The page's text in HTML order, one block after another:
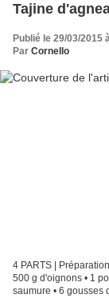
Tajine
Publié le 29/03/2015
Par Cornello
4 PARTS |
500 g d'oignons • 1
saumure • 6 gousses